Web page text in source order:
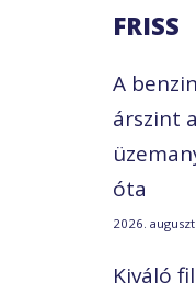
FRISS
A
árszint
óta
2026.
Kiváló